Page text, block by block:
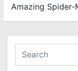
Amazing